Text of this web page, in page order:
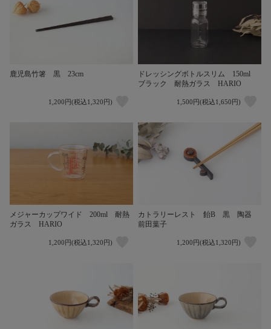
鹿児島竹箸 黒 23cm
1,200円(税込1,320円)
ドレッシングボトルスリム 150ml
ブラック 耐熱ガラス HARIO
1,500円(税込1,650円)
メジャーカップワイド 200ml 耐熱
ガラス HARIO
1,200円(税込1,320円)
カトラリーレスト 飴B 黒 陶器
前田葉子
1,200円(税込1,320円)